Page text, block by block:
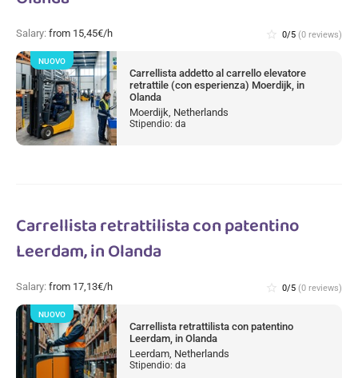
Salary: from 15,45€/h star_border 0/5 (0 reviews)
Carrellista addetto al carrello elevatore
retrattile (con esperienza) Moerdijk, in
Olanda
Moerdijk, Netherlands
Stipendio: da
NUOVO
Carrellista retrattilista con patentino
Leerdam, in Olanda
Salary: from 17,13€/h star_border 0/5 (0 reviews)
Carrellista retrattilista con patentino
Leerdam, in Olanda
Leerdam, Netherlands
Stipendio: da
NUOVO